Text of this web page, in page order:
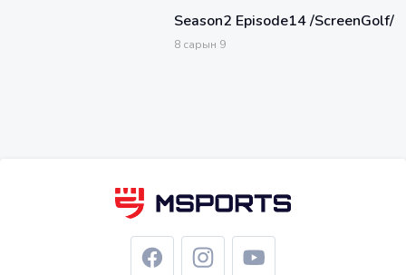
Season2 Episode14 /ScreenGolf/
8 сарын 9